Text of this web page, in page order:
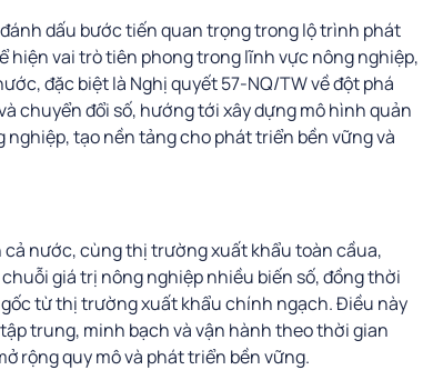
dấu bước tiến quan trọng trong lộ trình phát
hiện vai trò tiên phong trong lĩnh vực nông nghiệp,
đặc biệt là Nghị quyết 57-NQ/TW về đột phá
chuyển đổi số, hướng tới xây dựng mô hình quản
tạo nền tảng cho phát triển bền vững và
nước, cùng thị trường xuất khẩu toàn cầua,
giá trị nông nghiệp nhiều biến số, đồng thời
từ thị trường xuất khẩu chính ngạch. Điều này
trung, minh bạch và vận hành theo thời gian
rộng quy mô và phát triển bền vững.